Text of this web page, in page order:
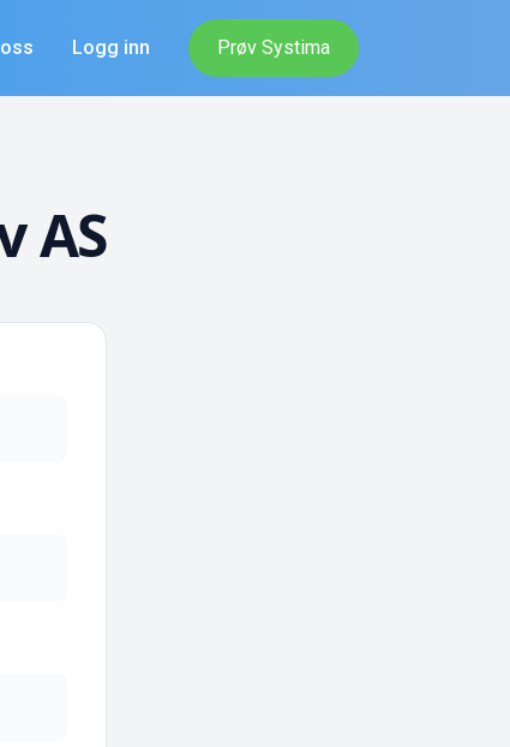
Logg inn Prøv Systima
AS